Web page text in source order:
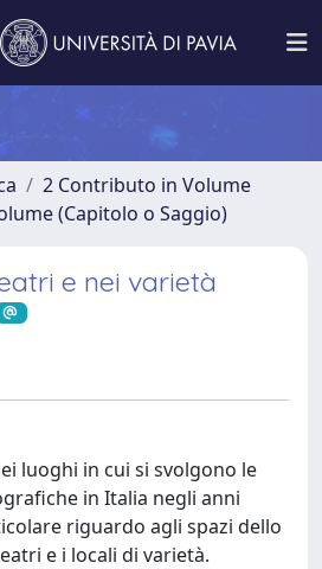
2 Contributo in Volume
(Capitolo o Saggio)
e nei varietà
luoghi in cui si svolgono le
in Italia negli anni
riguardo agli spazi dello
e i locali di varietà.